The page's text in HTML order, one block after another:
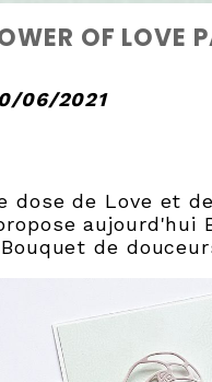
OF LOVE
06/2021
dose de Love et
aujourd'hui
de